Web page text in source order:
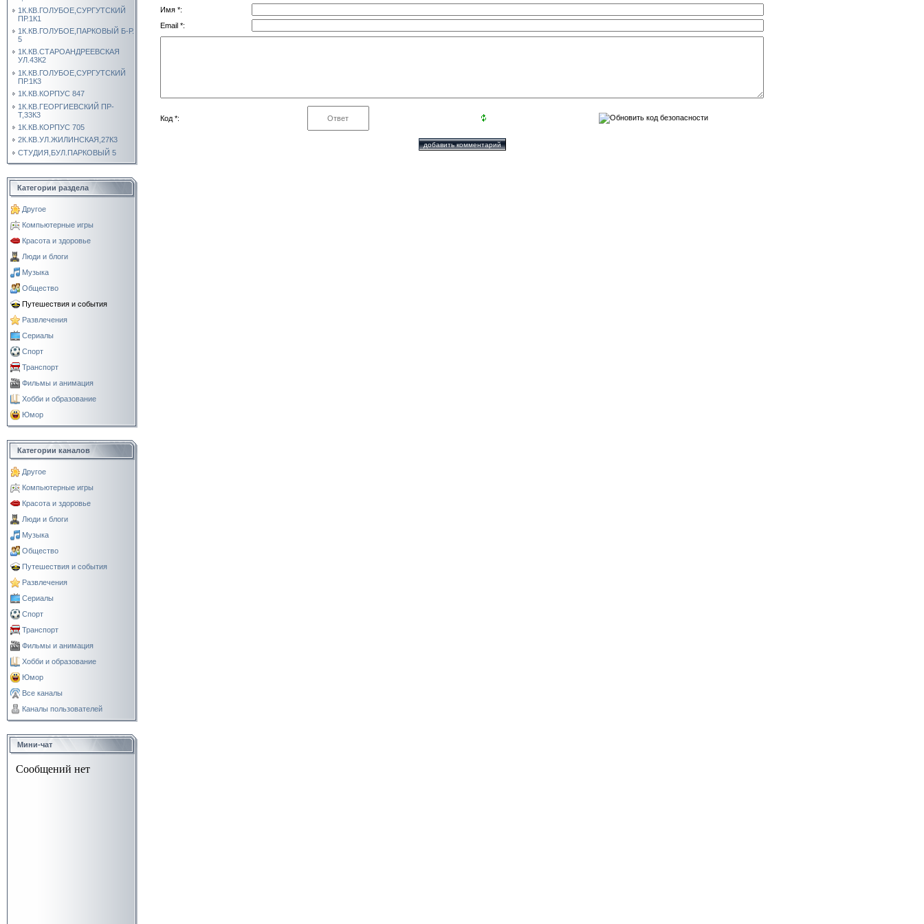
1К.КВ.ГОЛУБОЕ,СУРГУТСКИЙ
ПР.1К1
1К.КВ.ГОЛУБОЕ,ПАРКОВЫЙ Б-Р.
5
1К.КВ.СТАРОАНДРЕЕВСКАЯ
УЛ.43К2
1К.КВ.ГОЛУБОЕ,СУРГУТСКИЙ
ПР.1К3
1К.КВ.КОРПУС 847
1К.КВ.ГЕОРГИЕВСКИЙ ПР-
Т,33К3
1К.КВ.КОРПУС 705
2К.КВ.УЛ.ЖИЛИНСКАЯ,27К3
СТУДИЯ,БУЛ.ПАРКОВЫЙ 5
Категории раздела
Другое
Компьютерные игры
Красота и здоровье
Люди и блоги
Музыка
Общество
Путешествия и события
Развлечения
Сериалы
Спорт
Транспорт
Фильмы и анимация
Хобби и образование
Юмор
Категории каналов
Другое
Компьютерные игры
Красота и здоровье
Люди и блоги
Музыка
Общество
Путешествия и события
Развлечения
Сериалы
Спорт
Транспорт
Фильмы и анимация
Хобби и образование
Юмор
Все каналы
Каналы пользователей
Мини-чат
Имя *:
Email *:
Код *: